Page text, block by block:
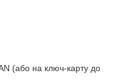
(або на ключ-карту до